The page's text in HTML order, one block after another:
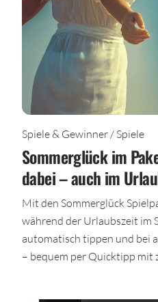
Spiele & Gewinner / Spiele
Sommerglück im
dabei – auch im
Mit den Sommerglück
während der Urlaubszeit im
automatisch tippen und bei
– bequem per Quicktipp mit